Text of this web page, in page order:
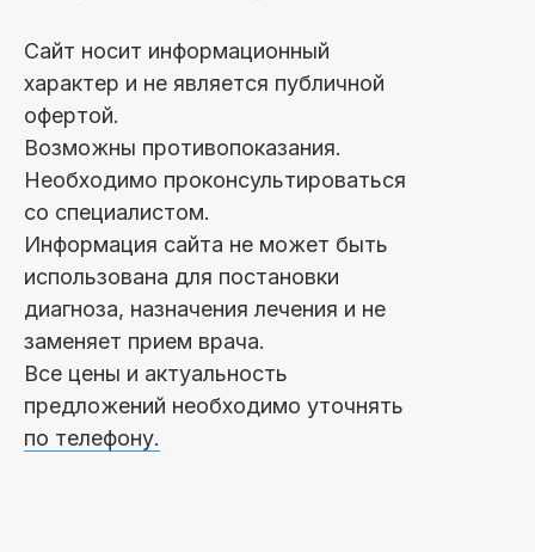
Сайт носит информационный
характер и не является публичной
офертой.
Возможны противопоказания.
Необходимо проконсультироваться
со специалистом.
Информация сайта не может быть
использована для постановки
диагноза, назначения лечения и не
заменяет прием врача.
Все цены и актуальность
предложений необходимо уточнять
по телефону.